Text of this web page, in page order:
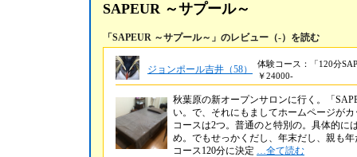
SAPEUR ～サプール～
「SAPEUR ～サプール～」のレビュー（-）を読む
ジョンポール吉井（58）
体験コース：「120分
￥24000-
秋葉原の新オープンサロンに行く。「
い。で、それにもましてホームページが
コースは2つ。普通のと特別の。具体的に
め。でもせっかくだし、年末だし、親も
コース120分に決定 …全て読む